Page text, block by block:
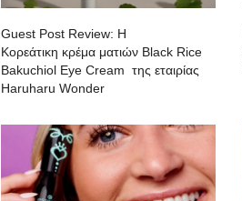
Guest Post Review: H
Κορεάτικη κρέμα ματιών Black Rice
Bakuchiol Eye Cream της εταιρίας
Haruharu Wonder